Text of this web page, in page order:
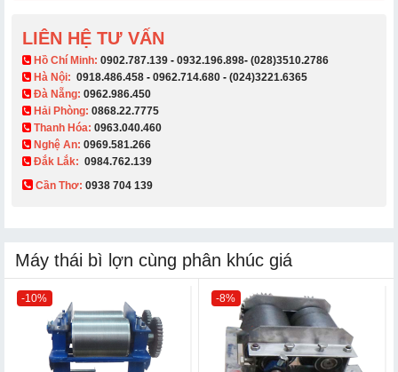
LIÊN HỆ TƯ VẤN
​ Hồ Chí Minh: 0902.787.139 - 0932.196.898- (028)3510.2786
Hà Nội: 0918.486.458 - 0962.714.680 - (024)3221.6365
Đà Nẵng: 0962.986.450
Hải Phòng: 0868.22.7775
Thanh Hóa: 0963.040.460
Nghệ An: 0969.581.266
Đắk Lắk: 0984.762.139
Cần Thơ: 0938 704 139​
Máy thái bì lợn cùng phân khúc giá
-10% -8%